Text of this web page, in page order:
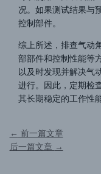
况。如果测试结果与
控制部件。
综上所述，排查气动
部部件和控制性能等
以及时发现并解决气
进行。因此，定期检
其长期稳定的工作性能
← 前一篇文章
后一篇文章 →